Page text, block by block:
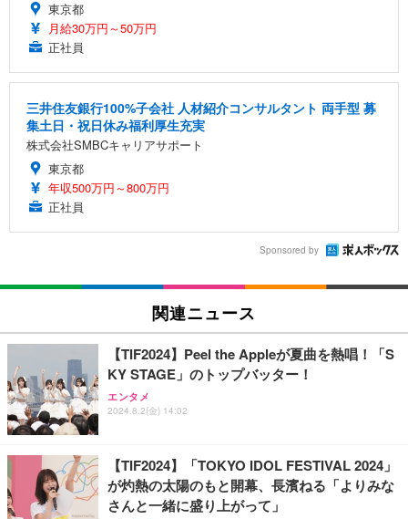
東京都
月給30万円～50万円
正社員
三井住友銀行100%子会社 人材紹介コンサルタント 両手型 募
集土日・祝日休み福利厚生充実
株式会社SMBCキャリアサポート
東京都
年収500万円～800万円
正社員
Sponsored by
関連ニュース
【TIF2024】Peel the Appleが夏曲を熱唱！「S
KY STAGE」のトップバッター！
エンタメ
2024.8.2(金) 14:02
【TIF2024】「TOKYO IDOL FESTIVAL 2024」
が灼熱の太陽のもと開幕、長濱ねる「よりみな
さんと一緒に盛り上がって」